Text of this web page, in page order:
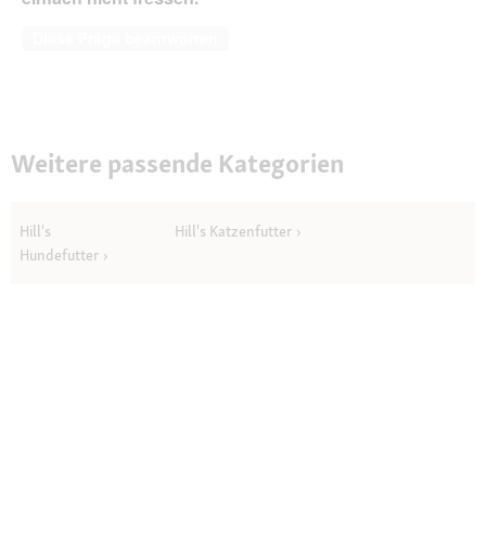
Weitere passende Kategorien
Hill's
Hundefutter
Hill's Katzenfutter